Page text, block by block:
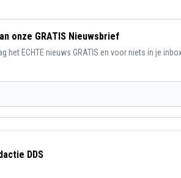
onze GRATIS Nieuwsbrief
het ECHTE nieuws GRATIS en voor niets in je
DDS